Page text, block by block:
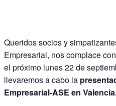
Queridos socios y
Empresarial, nos complace
el próximo lunes 22 de
llevaremos a cabo la
Empresarial-ASE en